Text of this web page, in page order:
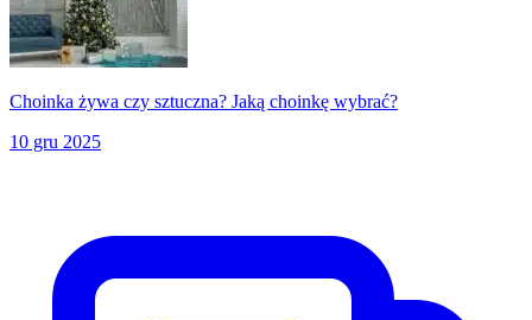
Choinka żywa czy sztuczna? Jaką choinkę wybrać?
10 gru 2025